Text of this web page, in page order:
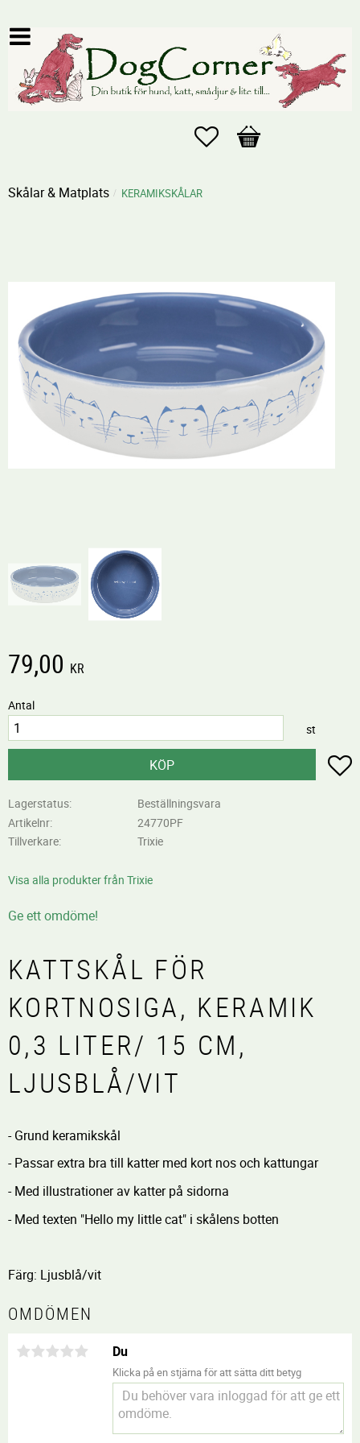
Favoriter
Kundvagn
Skålar & Matplats KERAMIKSKÅLAR
79,00 KR
Antal
st
KÖP
Lagerstatus
Beställningsvara
Artikelnr
24770PF
Tillverkare
Trixie
Visa alla produkter från Trixie
Ge ett omdöme!
KATTSKÅL FÖR
KORTNOSIGA, KERAMIK
0,3 LITER/ 15 CM,
LJUSBLÅ/VIT
- Grund keramikskål
- Passar extra bra till katter med kort nos och kattungar
- Med illustrationer av katter på sidorna
- Med texten "Hello my little cat" i skålens botten
Färg: Ljusblå/vit
OMDÖMEN
Du
Klicka på en stjärna för att sätta ditt betyg